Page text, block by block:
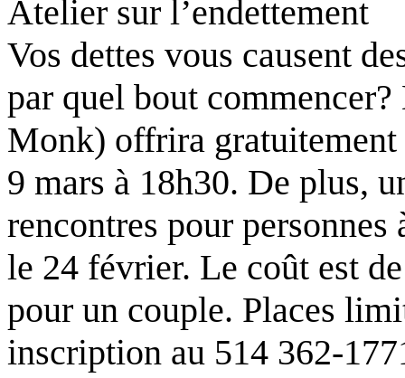
Atelier sur l’endettement
Vos dettes vous causent
par quel bout
Monk) offrira gratuitement
9 mars à 18h30. De plus,
rencontres pour
le 24 février. Le coût est
pour un couple. Places
inscription au 514 362-